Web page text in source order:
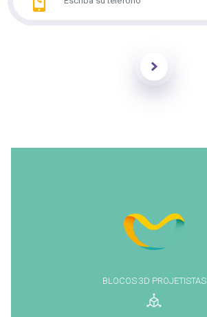
BLOCOS 3D PROJETISTAS